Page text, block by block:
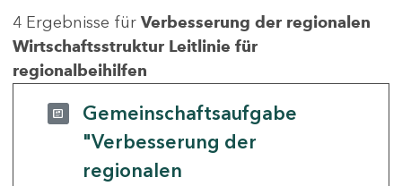
4 Ergebnisse für Verbesserung der regionalen
Wirtschaftsstruktur Leitlinie für
regionalbeihilfen
Gemeinschaftsaufgabe
"Verbesserung der
regionalen